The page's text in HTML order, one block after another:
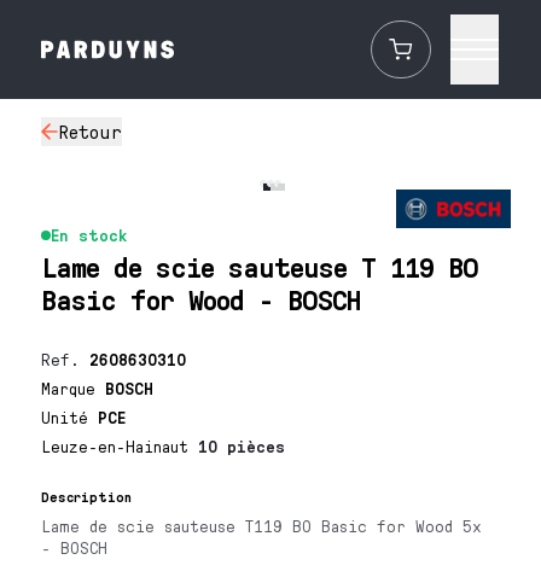
Retour
En stock
Lame de scie sauteuse T 119 BO
Basic for Wood - BOSCH
Ref. 2608630310
Marque BOSCH
Unité PCE
Leuze-en-Hainaut 10 pièces
Description
Lame de scie sauteuse T119 BO Basic for Wood 5x
- BOSCH